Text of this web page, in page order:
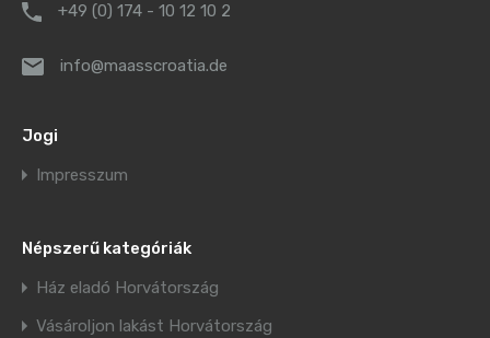
+49 (0) 174 - 10 12 10 2
info@maasscroatia.de
Jogi
Impresszum
Népszerű kategóriák
Ház eladó Horvátország
Vásároljon lakást Horvátország